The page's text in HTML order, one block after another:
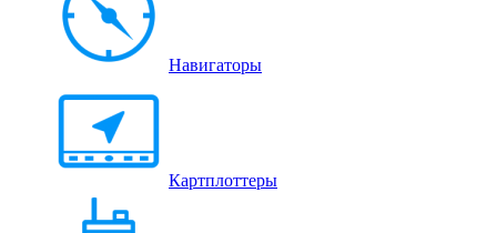
Навигаторы
Картплоттеры